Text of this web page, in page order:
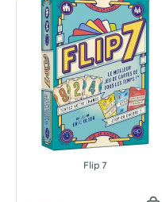
Flip 7